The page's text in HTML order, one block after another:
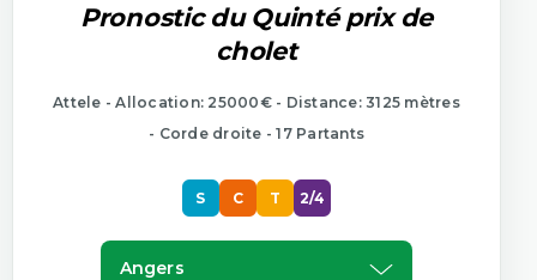
Pronostic du Quinté prix de
cholet
Attele - Allocation: 25000€ - Distance: 3125 mètres
- Corde droite - 17 Partants
S C T 2/4
Angers